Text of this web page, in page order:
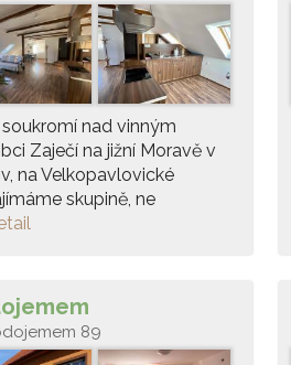
nad vinným
Zaječí na jižní Moravě v
na Velkopavlovické
skupině, ne
89